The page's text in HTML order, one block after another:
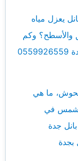
يعزل مياه
والأسطح؟ وكم
ساندوتش بانل جدة 0559926559
ما هي
في
جدة